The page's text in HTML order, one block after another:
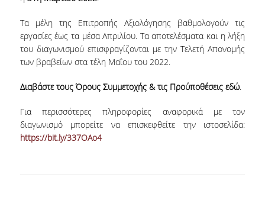
RESEARCH
RESEARCH ACTIVITIES
RESEARCH LABORATORIES
PUBLICATIONS
SCIENTIFIC CONFERENCES
ALUMNI
Τα μέλη της Επιτροπής Αξιολόγησης βαθμολογούν τις
εργασίες έως τα μέσα Απριλίου. Τα αποτελέσματα και η λήξη
του διαγωνισμού επισφραγίζονται με την Τελετή Απονομής
των βραβείων στα τέλη Μαΐου του 2022.
Διαβάστε τους Όρους Συμμετοχής & τις Προύποθέσεις εδώ.
Για περισσότερες πληροφορίες αναφορικά με τον
διαγωνισμό μπορείτε να επισκεφθείτε την ιστοσελίδα:
https://bit.ly/337OAo4